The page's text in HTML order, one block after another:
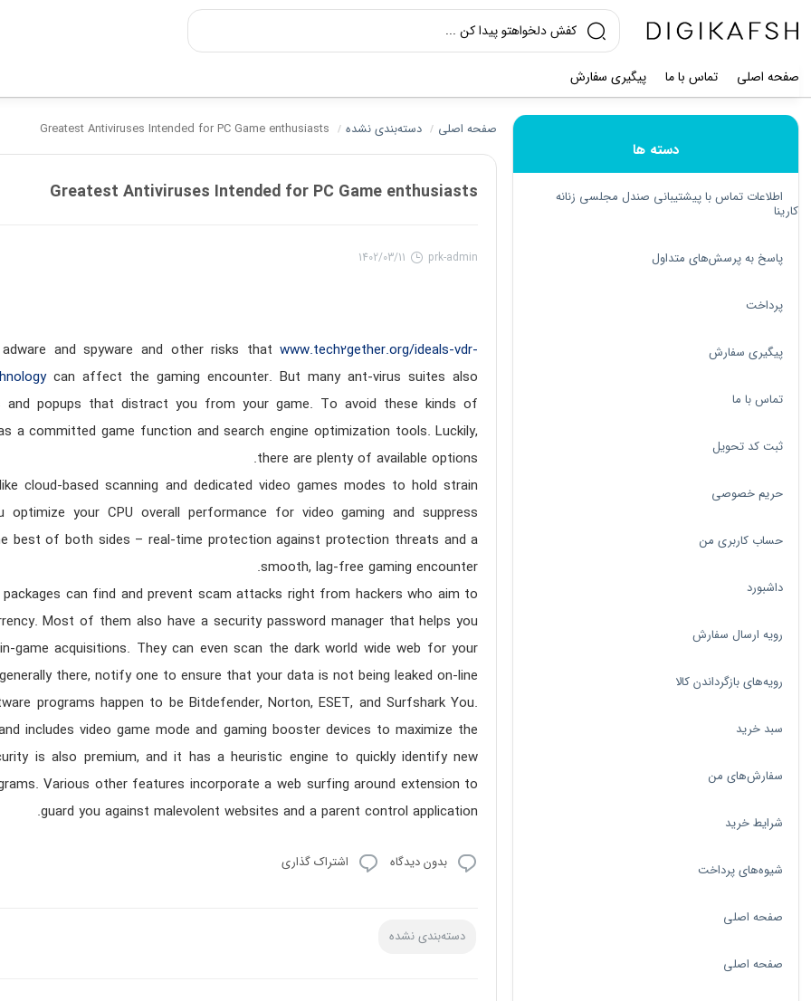
صفحه اصلی تماس با ما پیگیری سفارش
دسته ها
اطلاعات تماس با پیشتیبانی صندل مجلسی زنانه
کارینا
پاسخ به پرسش‌های متداول
پرداخت
پیگیری سفارش
تماس با ما
ثبت کد تحویل
حریم خصوصی
حساب کاربری من
داشبورد
رویه ارسال سفارش
رویه‌های بازگرداندن کالا
سبد خرید
سفارش‌های من
شرایط خرید
شیوه‌های پرداخت
صفحه اصلی
صفحه اصلی
صفحه اصلی / دسته‌بندی نشده /
Greatest Antiviruses Intended for PC Game enthusiasts
Greatest Antiviruses Intended for PC Game enthusiasts
prk-admin
1402/03/11
and spyware and other risks thatwww.tech2gether.org/ideals-vdr-
can affect the gaming encounter. But many ant-virus suites also
and popups that distract you from your game. To avoid these kinds of
a committed game function and search engine optimization tools. Luckily,
there are plenty of available options.
cloud-based scanning and dedicated video games modes to hold strain
your CPU overall performance for video gaming and suppress
best of both sides – real-time protection against protection threats and a
smooth, lag-free gaming encounter.
can find and prevent scam attacks right from hackers who aim to
Most of them also have a security password manager that helps you
game acquisitions. They can even scan the dark world wide web for your
there, notify one to ensure that your data is not being leaked on-line.
programs happen to be Bitdefender, Norton, ESET, and Surfshark You.
includes video game mode and gaming booster devices to maximize the
is also premium, and it has a heuristic engine to quickly identify new
Various other features incorporate a web surfing around extension to
guard you against malevolent websites and a parent control application.
بدون دیدگاه اشتراک گذاری
دسته‌بندی نشده